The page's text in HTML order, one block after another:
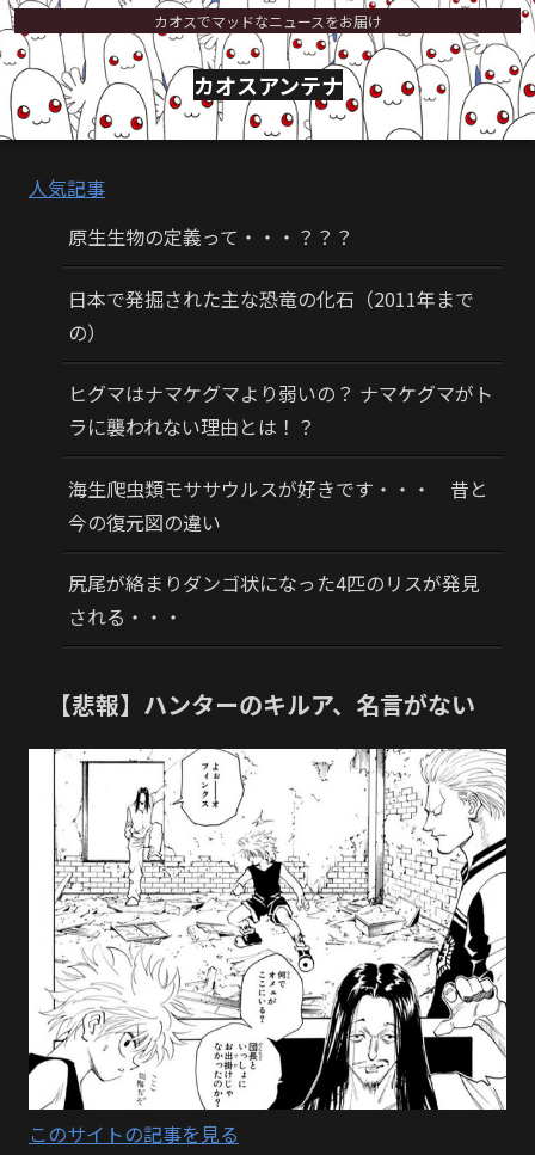
カオスでマッドなニュースをお届け
カオスアンテナ
人気記事
原生生物の定義って・・・？？？
日本で発掘された主な恐竜の化石（2011年まで
の）
ヒグマはナマケグマより弱いの？ ナマケグマがト
ラに襲われない理由とは！？
海生爬虫類モササウルスが好きです・・・ 昔と
今の復元図の違い
尻尾が絡まりダンゴ状になった4匹のリスが発見
される・・・
【悲報】ハンターのキルア、名言がない
このサイトの記事を見る